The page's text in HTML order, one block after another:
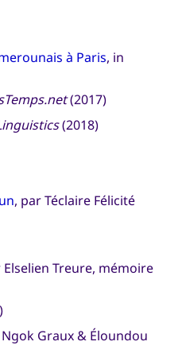
à Paris, in
(2017)
(2018)
, par Téclaire Félicité
Elselien Treure, mémoire
Graux & Éloundou